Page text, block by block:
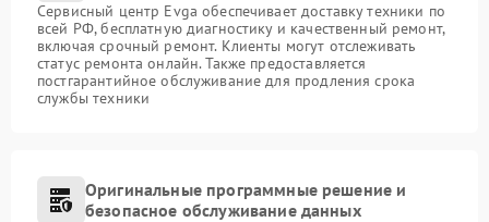
Сервисный центр Evga обеспечивает доставку техники по
всей РФ, бесплатную диагностику и качественный ремонт,
включая срочный ремонт. Клиенты могут отслеживать
статус ремонта онлайн. Также предоставляется
постгарантийное обслуживание для продления срока
службы техники
Оригинальные программные решение и
безопасное обслуживание данных